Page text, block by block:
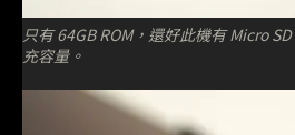
只有 64GB ROM，還好此機有 Micro
充容量。